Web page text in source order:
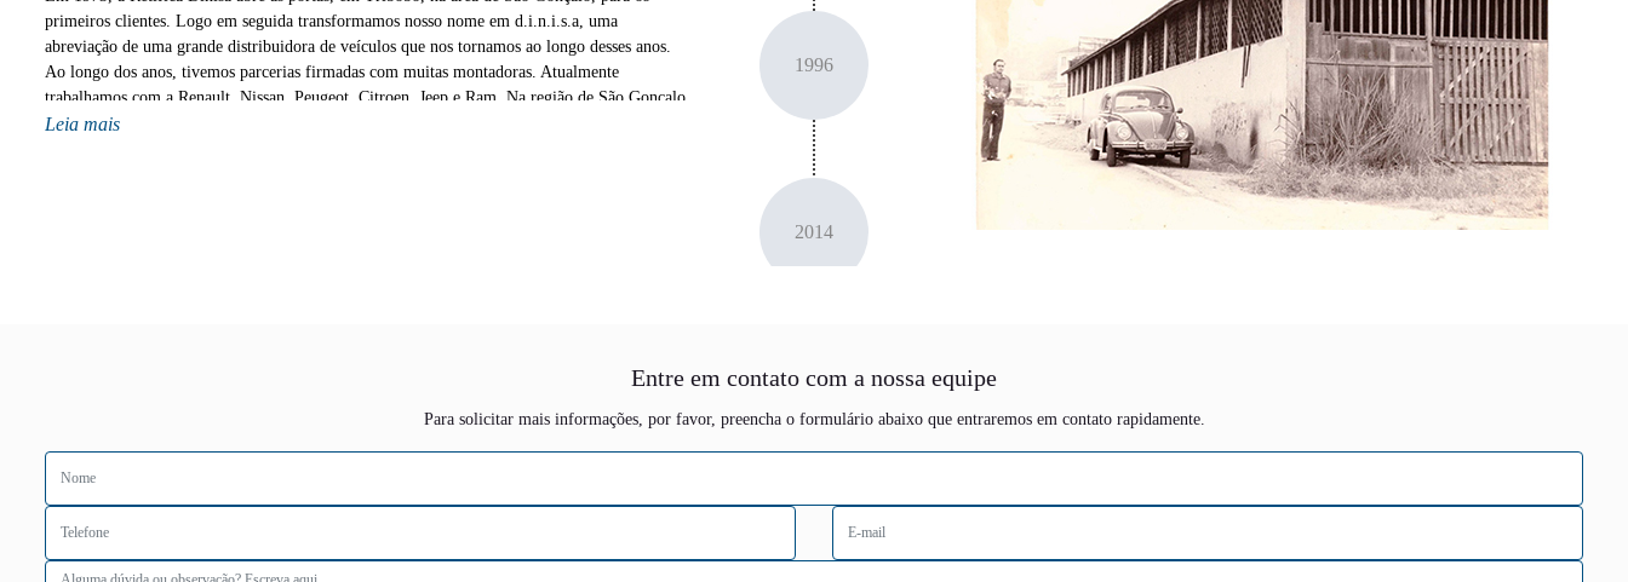
1996
2014
primeiros clientes. Logo em seguida transformamos nosso nome em d.i.n.i.s.a, uma
abreviação de uma grande distribuidora de veículos que nos tornamos ao longo desses anos.
Ao longo dos anos, tivemos parcerias firmadas com muitas montadoras. Atualmente
trabalhamos com a Renault, Nissan, Peugeot, Citroen, Jeep e Ram. Na região de São Gonçalo
e Niterói, além de contar com uma loja no Plaza Shopping Niterói voltada para a inovação
Leia mais
Entre em contato com a nossa equipe
Para solicitar mais informações, por favor, preencha o formulário abaixo que entraremos em contato rapidamente.